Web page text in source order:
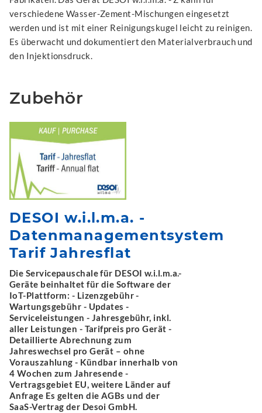
verschiedene Wasser-Zement-Mischungen eingesetzt
werden und ist mit einer Reinigungskugel leicht zu reinigen.
Es überwacht und dokumentiert den Materialverbrauch und
den Injektionsdruck.
Zubehör
DESOI w.i.l.m.a. -
Datenmanagementsystem
Tarif Jahresflat
Die Servicepauschale für DESOI w.i.l.m.a.-
Geräte beinhaltet für die Software der
IoT-Plattform: - Lizenzgebühr -
Wartungsgebühr - Updates -
Serviceleistungen - Jahresgebühr, inkl.
aller Leistungen - Tarifpreis pro Gerät -
Detaillierte Abrechnung zum
Jahreswechsel pro Gerät – ohne
Vorauszahlung - Kündbar innerhalb von
4 Wochen zum Jahresende -
Vertragsgebiet EU, weitere Länder auf
Anfrage Es gelten die AGBs und der
SaaS-Vertrag der Desoi GmbH.